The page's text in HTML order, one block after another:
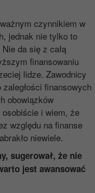
czynnikiem w
jednak nie tylko to
da się z całą
finansowaniu
lidze. Zawodnicy
finansowych
obowiązków
i wiem, że
względu na finanse
niewiele.
sugerował, że nie
jest awansować